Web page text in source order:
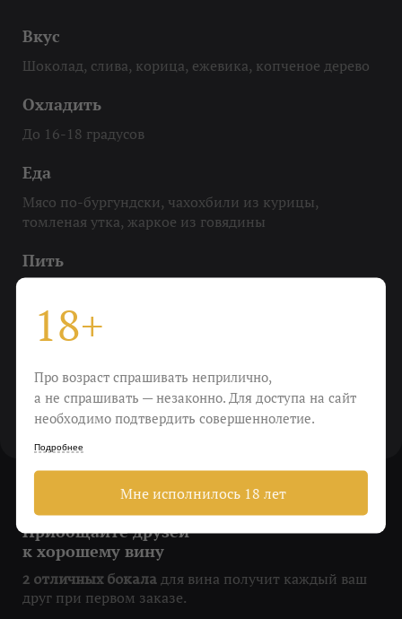
Вкус
Шоколад, слива, корица, ежевика, копченое дерево
Охладить
До 16-18 градусов
Еда
Мясо по-бургундски, чахохбили из курицы,
томленая утка, жаркое из говядины
Пить
Виноград
Крепость
14,5%
Приобщайте друзей
к хорошему вину
2 отличных бокала для вина получит каждый ваш
друг при первом заказе.
18+
Про возраст спрашивать неприлично,
а не спрашивать — незаконно. Для доступа на сайт
необходимо подтвердить совершеннолетие.
Подробнее
Мне исполнилось 18 лет